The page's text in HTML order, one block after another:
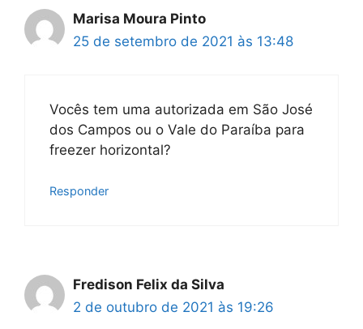
Marisa Moura Pinto
25 de setembro de 2021 às 13:48
Vocês tem uma autorizada em São José
dos Campos ou o Vale do Paraíba para
freezer horizontal?
Responder
Fredison Felix da Silva
2 de outubro de 2021 às 19:26